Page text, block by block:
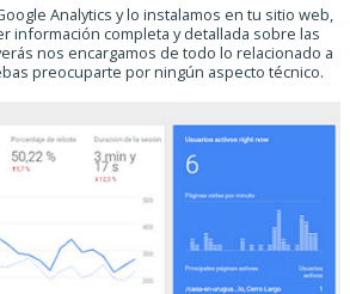
Analytics y lo instalamos en tu sitio web,
información completa y detallada sobre las
nos encargamos de todo lo relacionado a
preocuparte por ningún aspecto técnico.